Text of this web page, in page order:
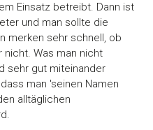
Einsatz betreibt. Dann ist
und man sollte die
merken sehr schnell, ob
Was man nicht
sehr gut miteinander
man 'seinen Namen
alltäglichen